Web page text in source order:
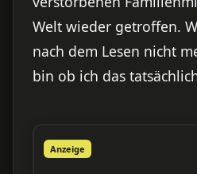
Welt wieder getroffen.
nach dem Lesen nicht
bin ob ich das
Anzeige